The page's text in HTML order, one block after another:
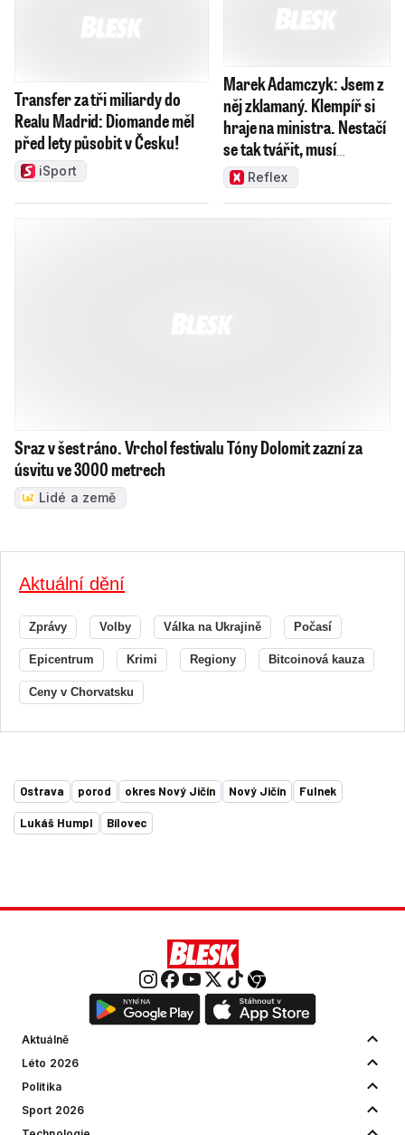
Transfer za tři miliardy do
Realu Madrid: Diomande měl
před lety působit v Česku!
iSport
Marek Adamczyk: Jsem z
něj zklamaný. Klempíř si
hraje na ministra. Nestačí
se tak tvářit, musí
zamakat
Reflex
Sraz v šest ráno. Vrchol festivalu Tóny Dolomit zazní za
úsvitu ve 3000 metrech
Lidé a země
Aktuální dění
Zprávy Volby Válka na Ukrajině Počasí
Epicentrum Krimi Regiony Bitcoinová kauza
Ceny v Chorvatsku
Ostrava porod okres Nový Jičín Nový Jičín Fulnek
Lukáš Humpl Bílovec
Aktuálně
Léto 2026
Politika
Sport 2026